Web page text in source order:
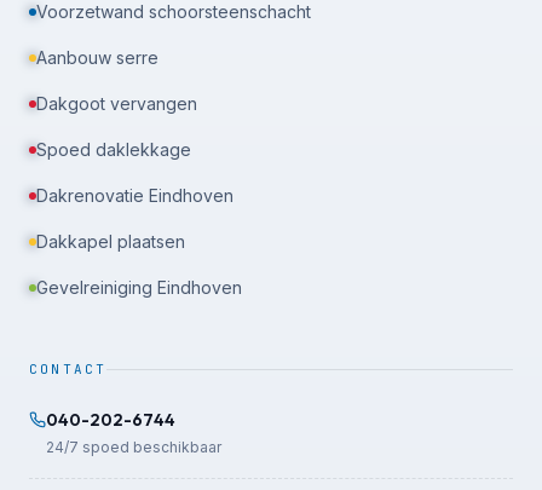
Voorzetwand schoorsteenschacht
Aanbouw serre
Dakgoot vervangen
Spoed daklekkage
Dakrenovatie Eindhoven
Dakkapel plaatsen
Gevelreiniging Eindhoven
CONTACT
040-202-6744
24/7 spoed beschikbaar